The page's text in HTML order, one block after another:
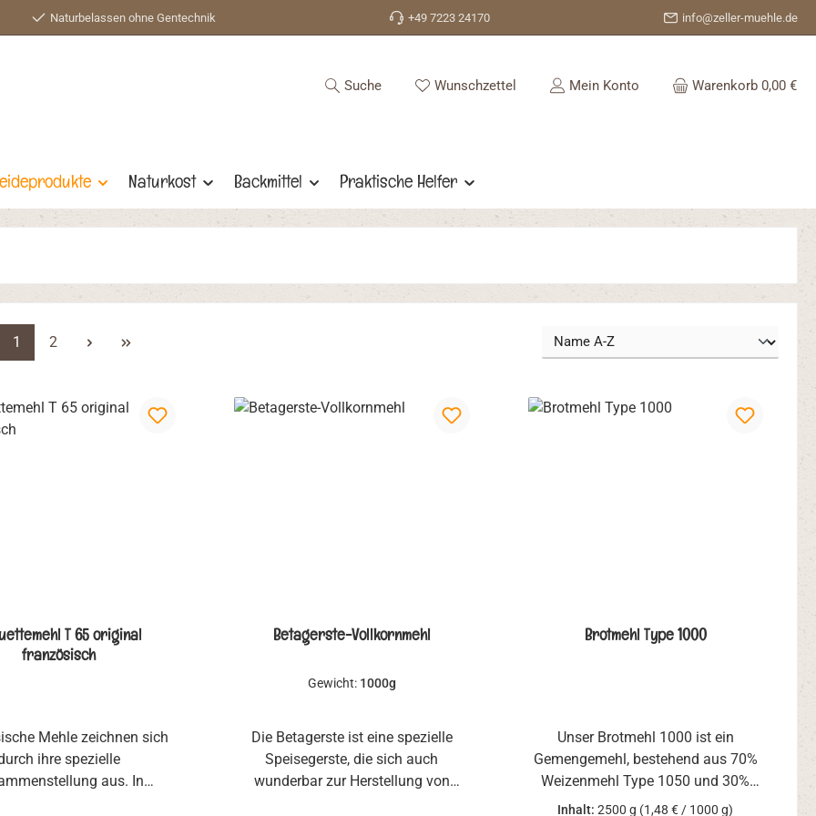
Naturbelassen ohne Gentechnik +49 7223 24170 info@zeller-muehle.de
Suche Wunschzettel Du hast 0 Produkte auf dem Merkzettel
Mein Konto Warenkorb 0,00 €
Naturkost Backmittel Praktische Helfer
Seite
1 Seite
2
T 65 original
französisch
Mehle zeichnen sich
ihre spezielle
aus. In
Betagerste-Vollkornmehl
Gewicht: 1000g
Die Betagerste ist eine spezielle
Speisegerste, die sich auch
wunderbar zur Herstellung von
Brotmehl Type 1000
Unser Brotmehl 1000 ist ein
Gemengemehl, bestehend aus 70%
Weizenmehl Type 1050 und 30%
Roggenmehl Type 1150, aus dem
Inhalt:2500 g (1,48 € / 1000 g)